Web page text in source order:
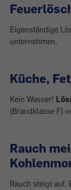
Eigenständige
unternehmen.
Küche,
Kein Wasser!
(Brandklasse F)
Rauch
Rauch steigt auf.